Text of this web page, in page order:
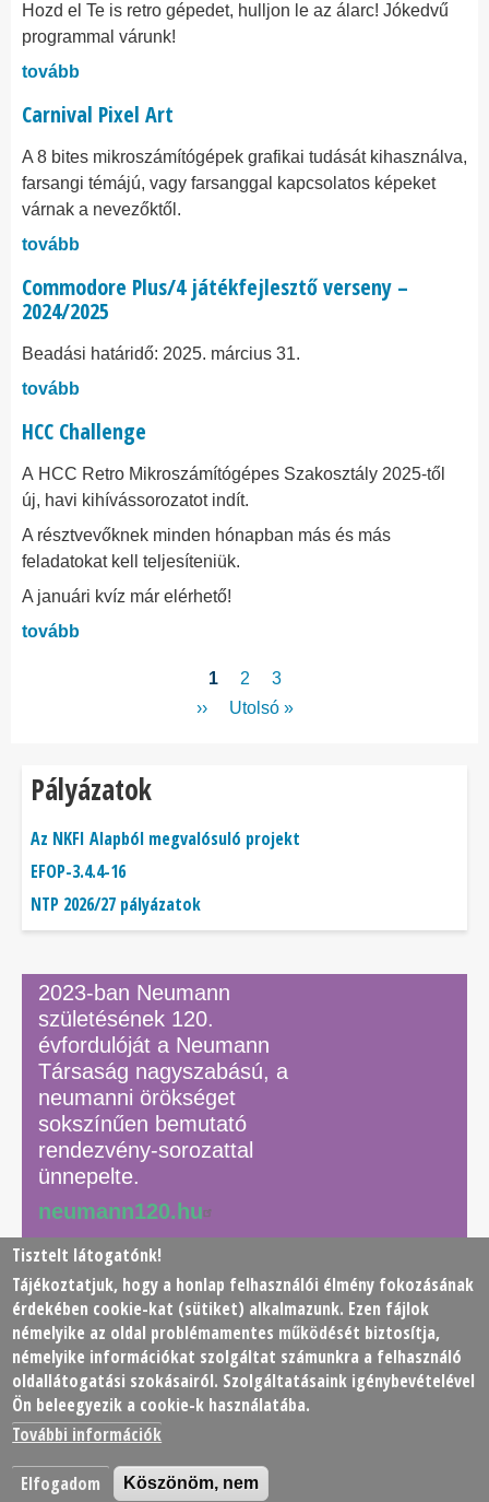
Hozd el Te is retro gépedet, hulljon le az álarc! Jókedvű
programmal várunk!
tovább
Carnival Pixel Art
A 8 bites mikroszámítógépek grafikai tudását kihasználva,
farsangi témájú, vagy farsanggal kapcsolatos képeket
várnak a nevezőktől.
tovább
Commodore Plus/4 játékfejlesztő verseny –
2024/2025
Beadási határidő: 2025. március 31.
tovább
HCC Challenge
A HCC Retro Mikroszámítógépes Szakosztály 2025-től
új, havi kihívássorozatot indít.
A résztvevőknek minden hónapban más és más
feladatokat kell teljesíteniük.
A januári kvíz már elérhető!
tovább
Jelenlegi
oldal
1 Page
2 Page
3
Következő
››
Utolsó
Utolsó »
Pályázatok
Az NKFI Alapból megvalósuló projekt
EFOP-3.4.4-16
NTP 2026/27 pályázatok
2023-ban Neumann
születésének 120.
évfordulóját a Neumann
Társaság nagyszabású, a
neumanni örökséget
sokszínűen bemutató
rendezvény-sorozattal
ünnepelte.
neumann120.hu
© 2026 Neumann János Számítógéptudományi Társaság
(NJSZT)
Footer
menu
Adatkezelési tájékoztató Impresszum Kapcsolat
Tisztelt látogatónk!
Tájékoztatjuk, hogy a honlap felhasználói élmény fokozásának
érdekében cookie-kat (sütiket) alkalmazunk. Ezen fájlok
némelyike az oldal problémamentes működését biztosítja,
némelyike információkat szolgáltat számunkra a felhasználó
oldallátogatási szokásairól. Szolgáltatásaink igénybevételével
Ön beleegyezik a cookie-k használatába.
További információk
Elfogadom Köszönöm, nem